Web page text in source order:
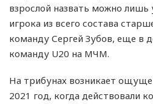
взрослой назвать можно лишь
игрока из всего состава
команду Сергей Зубов, еще в
команду U20 на МЧМ.
На трибунах возникает
2021 год, когда действовали